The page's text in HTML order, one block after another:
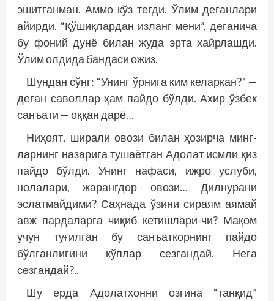
эшитганман. Аммо кўз тегди. Ўлим деганлари
айирди. “Қўшиқлардан изланг мени”, деганича
бу фоний дунё билан жуда эрта хайрлашди.
Ўлим олдида бандаси ожиз.
Шундан сўнг: “Унинг ўрнига ким келаркан?” —
деган саволлар ҳам пайдо бўлди. Ахир ўзбек
санъати — оққан дарё…
Ниҳоят, ширали овози билан ҳозирча минг­
ларнинг назарига тушаётган Адолат исмли қиз
пайдо бўлди. Унинг нафаси, ижро услуби,
нолалари, жарангдор овози… Дилнурани
эслатмайдими? Саҳнада ўзини сираям аямай
авж пардаларга чиқиб кетишлари-чи? Мақом
учун туғилган бу санъаткорнинг пайдо
бўлганлигини кўплар сезгандай. Нега
сезгандай?..
Шу ерда Адолатхонни озгина “танқид”